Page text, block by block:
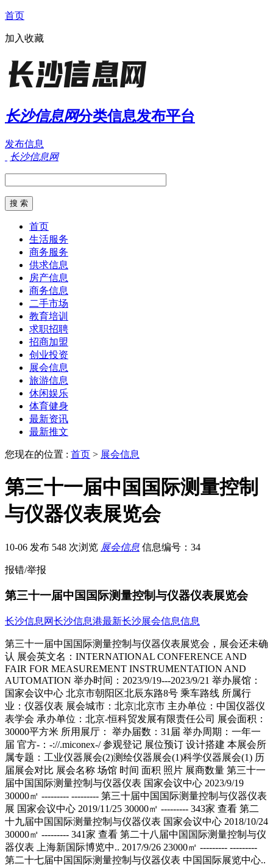
首页
加入收藏
长沙信息网分类信息发布平台
发布信息
长沙信息网
首页
生活服务
商务服务
供求信息
房产信息
商务信息
二手市场
教育培训
求职招聘
招商加盟
创业投资
展会信息
旅游信息
休闲娱乐
体育健身
最新资讯
最新推文
您现在的位置 : 首页 > 展会信息
第三十一届中国国际测量控制
与仪器仪表展览会
10-06 发布 548 次浏览 展会信息 信息编号：34
报错/举报
第三十一届中国国际测量控制与仪器仪表展览会
长沙信息网长沙信息港最新长沙展会信息信息
第三十一届中国国际测量控制与仪器仪表展览会，展会还未确认 展会英文名：INTERNATIONAL CONFERENCE AND FAIR FOR MEASUREMENT INSTRUMENTATION AND AUTOMATION 举办时间：2023/9/19---2023/9/21 举办展馆：国家会议中心 北京市朝阳区北辰东路8号 乘车路线 所属行业：仪器仪表 展会城市：北京|北京市 主办单位：中国仪器仪表学会 承办单位：北京-恒科贸发展有限责任公司 展会面积：30000平方米 所用展厅： 举办届数：31届 举办周期：一年一届 官方-：-://.miconex-/ 参观登记 展位预订 设计搭建 本展会所属专题：工业仪器展会(2)测绘仪器展会(1)科学仪器展会(1) 历届展会对比 展会名称 场馆 时间 面积 照片 展商数量 第三十一届中国国际测量控制与仪器仪表 国家会议中心 2023/9/19 30000㎡ --------- --------- 第三十届中国国际测量控制与仪器仪表展 国家会议中心 2019/11/25 30000㎡ --------- 343家 查看 第二十九届中国国际测量控制与仪器仪表 国家会议中心 2018/10/24 30000㎡ --------- 341家 查看 第二十八届中国国际测量控制与仪器仪表 上海新国际博览中.. 2017/9/26 23000㎡ --------- --------- 第二十七届中国国际测量控制与仪器仪表 中国国际展览中心.. 2016/9/21 28530㎡ --------- 373家 查看 第二十六届中国国际测量控制与仪器仪表 重庆国际博览中心 2015/9/22 34500㎡ --------- --------- 第二十五届中国国际测量控制与仪器仪表 中国国际展览中心.. 2014/9/23 28530㎡ --------- 407家 查看 第二十四届中国国际测量控制与仪器仪表 中国国际展览中心 2013/8/27 25120㎡ 226张 查看 511家 查看 第二十三届多国仪器仪表学术会议暨展览 上海世博展览馆 2012/8/21 25000㎡ 159张 查看 489家 查看 第二十二届多国仪器仪表学术会议暨展览 中国国际展览中心 2011/8/30 27036㎡ 456张 查看 498家 查看